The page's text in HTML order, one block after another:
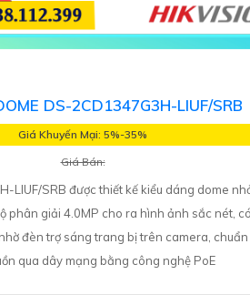
DS-2CD1347G3H-LIUF/SRB
Giá Khuyến Mại: 5%-35%
Giá Bán:
LIUF/SRB được thiết kế kiểu dáng dome
phân giải 4.0MP cho ra hình ảnh sắc nét,
đèn trợ sáng trang bị trên camera,
qua dây mạng bằng công nghệ PoE